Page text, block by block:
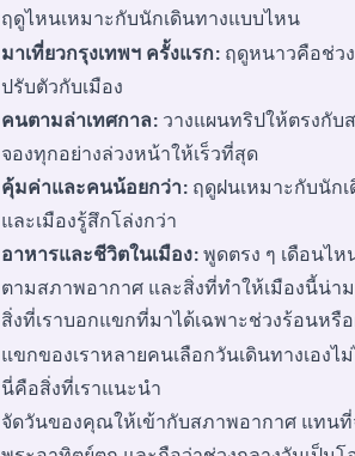
ฤดูไหนเหมาะกับนักเดินทางแบบไหน
มาเที่ยวกรุงเทพฯ ครั้งแรก: ฤดูหนาวคือช่ว
ปรับตัวกับเมือง
คนตามล่าเทศกาล: วางแผนทริปให้ตรงกับ
จองทุกอย่างล่วงหน้าให้เร็วที่สุด
คุ้มค่าและคนน้อยกว่า: ฤดูฝนเหมาะกับนัก
และเมืองรู้สึกโล่งกว่า
อาหารและชีวิตในเมือง:พูดตรง ๆ เดือนไ
ตามสภาพอากาศ และสิ่งที่ทำให้เมืองนี้น่
สิ่งที่เราบอกแขกที่มาได้เฉพาะช่วงร้อนหรื
แขกของเราหลายคนเลือกวันเดินทางเอง
นี่คือสิ่งที่เราแนะนำ
จัดวันของคุณให้เข้ากับสภาพอากาศ แทนที่